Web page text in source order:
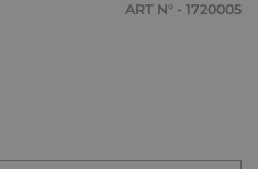
ART N° - 1720005